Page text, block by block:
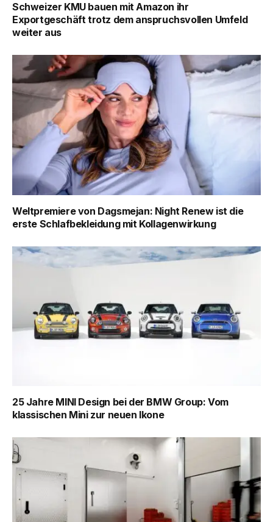
Schweizer KMU bauen mit Amazon ihr
Exportgeschäft trotz dem anspruchsvollen Umfeld
weiter aus
Weltpremiere von Dagsmejan: Night Renew ist die
erste Schlafbekleidung mit Kollagenwirkung
25 Jahre MINI Design bei der BMW Group: Vom
klassischen Mini zur neuen Ikone